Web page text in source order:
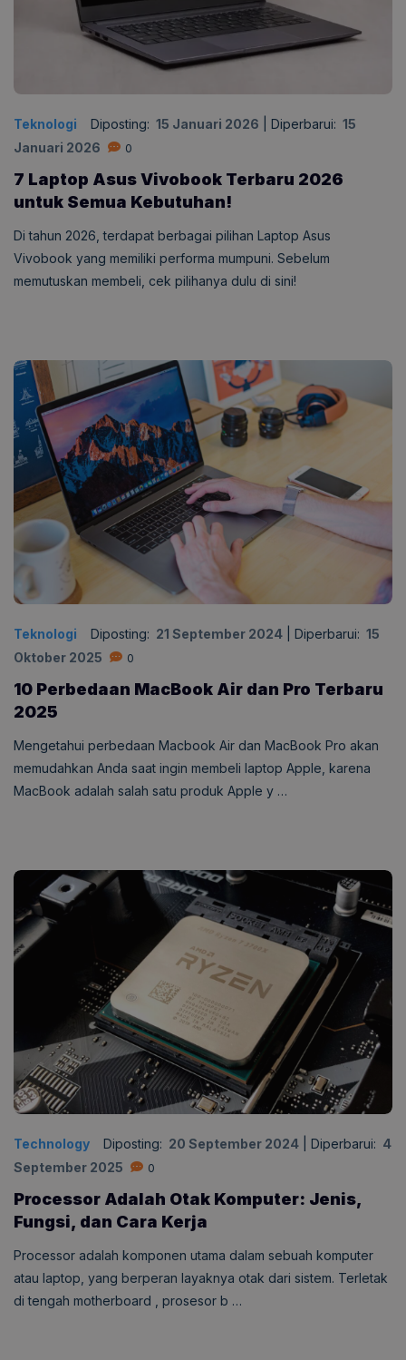
Teknologi Diposting: 15 Januari 2026 Diperbarui: 15
Januari 2026
0
7 Laptop Asus Vivobook Terbaru 2026
untuk Semua Kebutuhan!
Di tahun 2026, terdapat berbagai pilihan Laptop Asus
Vivobook yang memiliki performa mumpuni. Sebelum
memutuskan membeli, cek pilihanya dulu di sini!
Teknologi Diposting: 21 September 2024 Diperbarui: 15
Oktober 2025
0
10 Perbedaan MacBook Air dan Pro Terbaru
2025
Mengetahui perbedaan Macbook Air dan MacBook Pro akan
memudahkan Anda saat ingin membeli laptop Apple, karena
MacBook adalah salah satu produk Apple y …
Technology Diposting: 20 September 2024 Diperbarui: 4
September 2025
0
Processor Adalah Otak Komputer: Jenis,
Fungsi, dan Cara Kerja
Processor adalah komponen utama dalam sebuah komputer
atau laptop, yang berperan layaknya otak dari sistem. Terletak
di tengah motherboard , prosesor b …